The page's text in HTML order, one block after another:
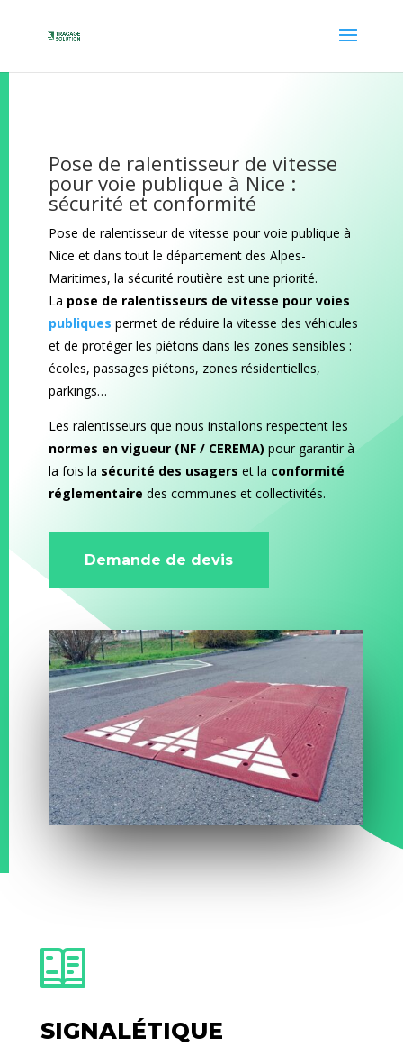
Pose de ralentisseur de vitesse
pour voie publique à Nice :
sécurité et conformité
Pose de ralentisseur de vitesse pour voie publique à
Nice et dans tout le département des Alpes-
Maritimes, la sécurité routière est une priorité.
La pose de ralentisseurs de vitesse pour voies
publiques permet de réduire la vitesse des véhicules
et de protéger les piétons dans les zones sensibles :
écoles, passages piétons, zones résidentielles,
parkings…
Les ralentisseurs que nous installons respectent les
normes en vigueur (NF / CEREMA) pour garantir à
la fois la sécurité des usagers et la conformité
réglementaire des communes et collectivités.
Demande de devis
SIGNALÉTIQUE